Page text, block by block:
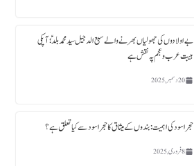
بے اولادوں کی جھولیاں بھرنے والے سبع الدجیل سید محمد بلدؑ ؛ آپکی
ہیبت عرب و عجم پہ نقش ہے
20 دسمبر, 2025
حجر اسود کی اہمیت : بندوں کے میثاق کا حجر اسود سے کیا تعلق ہے؟
8 فروری, 2025